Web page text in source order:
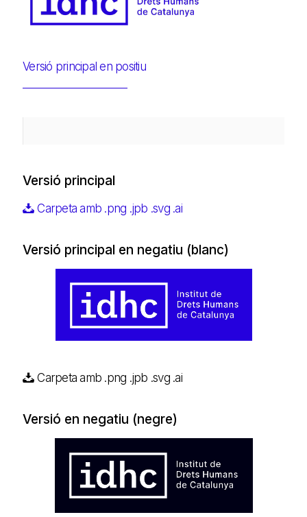
Versió principal en positiu
Versió principal
Carpeta amb .png .jpb .svg .ai
Versió principal en negatiu (blanc)
Carpeta amb .png .jpb .svg .ai
Versió en negatiu (negre)